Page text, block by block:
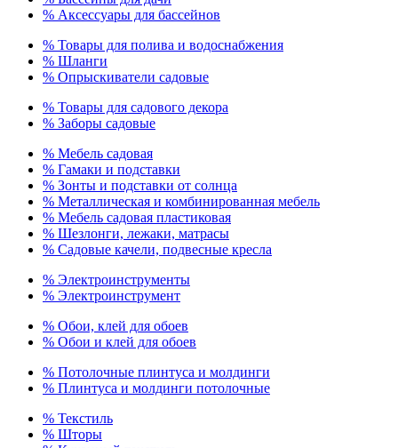
% Аксессуары для бассейнов
% Товары для полива и водоснабжения
% Шланги
% Опрыскиватели садовые
% Товары для садового декора
% Заборы садовые
% Мебель садовая
% Гамаки и подставки
% Зонты и подставки от солнца
% Металлическая и комбинированная мебель
% Мебель садовая пластиковая
% Шезлонги, лежаки, матрасы
% Садовые качели, подвесные кресла
% Электроинструменты
% Электроинструмент
% Обои, клей для обоев
% Обои и клей для обоев
% Потолочные плинтуса и молдинги
% Плинтуса и молдинги потолочные
% Текстиль
% Шторы